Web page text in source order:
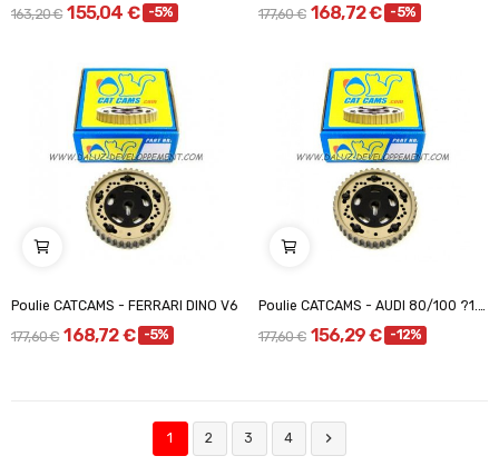
163,20 € 155,04 € -5% 177,60 € 168,72 € -5%
Poulie CATCAMS - FERRARI DINO V6
177,60 € 168,72 € -5%
Poulie CATCAMS - AUDI 80/100 ?1.6/18./2.0
177,60 € 156,29 € -12%
1 2 3 4 